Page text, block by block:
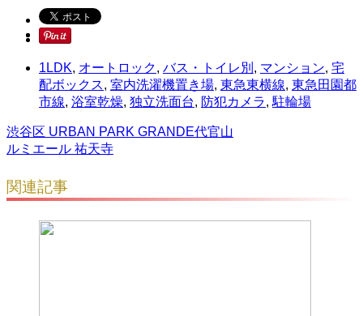
1LDK, オートロック, バス・トイレ別 , マンション, 宅
配ボックス, 室内洗濯機置き場, 東急東横線, 東急田園都
市線, 浴室乾燥, 独立洗面台, 防犯カメラ, 駐輪場
渋谷区 URBAN PARK GRANDE代官山
ルミエール 祐天寺
関連記事